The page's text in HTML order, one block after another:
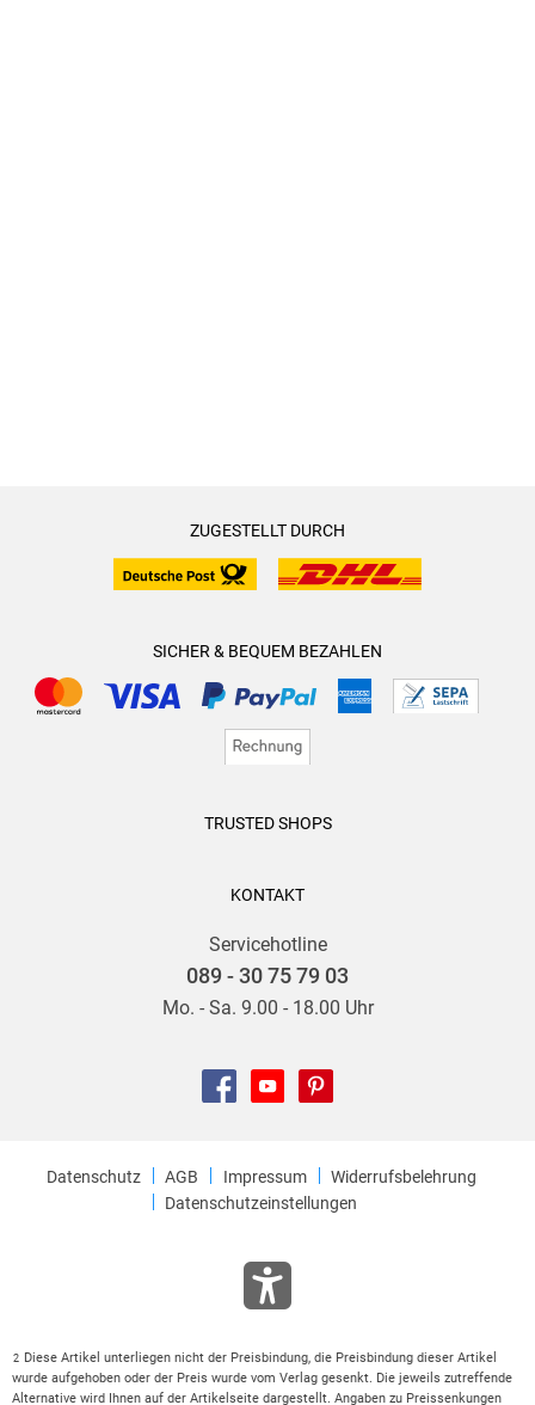
ZUGESTELLT DURCH
SICHER & BEQUEM BEZAHLEN
TRUSTED SHOPS
KONTAKT
Servicehotline
089 - 30 75 79 03
Mo. - Sa. 9.00 - 18.00 Uhr
Datenschutz AGB Impressum
Widerrufsbelehrung
Datenschutzeinstellungen
2
Diese Artikel unterliegen nicht der Preisbindung, die Preisbindung dieser Artikel
wurde aufgehoben oder der Preis wurde vom Verlag gesenkt. Die jeweils zutreffende
Alternative wird Ihnen auf der Artikelseite dargestellt. Angaben zu Preissenkungen